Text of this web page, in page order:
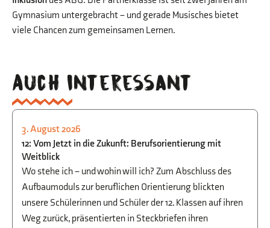
Gymnasium untergebracht – und gerade Musisches bietet
viele Chancen zum gemeinsamen Lernen.
Auch interessant
STUDIEN- UND BERUFSORIENTIERUNG
3. August 2026
12: Vom Jetzt in die Zukunft: Berufsorientierung mit
Weitblick
Wo stehe ich – und wohin will ich? Zum Abschluss des
Aufbaumoduls zur beruflichen Orientierung blickten
unsere Schülerinnen und Schüler der 12. Klassen auf ihren
Weg zurück, präsentierten in Steckbriefen ihren